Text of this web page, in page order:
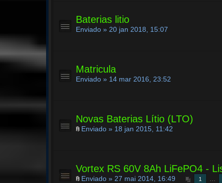
Baterias litio
Enviado » 20 jan 2018, 15:07
Matricula
Enviado » 14 mar 2016, 23:52
Novas Baterias Lítio (LTO)
Enviado » 18 jan 2015, 11:42
Vortex RS 60V 8Ah LiFePO4 -
1
Enviado » 27 mai 2014, 16:49